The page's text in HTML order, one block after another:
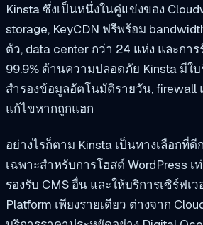
Kinsta ซึ่งเป็นหนึ่งในคู่แข่งของ
storage, KeyCDN ฟรีพร้อม
ตัว, data center กว่า 24 แห่ง และกา
99.9% ด้านความปลอดภัย Kinsta มีใบ
สำรองข้อมูลอัตโนมัติรายวัน, firewall
แก้ไขหากถูกแฮก
อย่างไรก็ตาม Kinsta เป็นทางเลือกที่ดี
เฉพาะสำหรับการโฮสต์ WordPress เ
รองรับ CMS อื่น และให้บริการเซิร์ฟเ
Platform เพียงรายเดียว ต่างจาก